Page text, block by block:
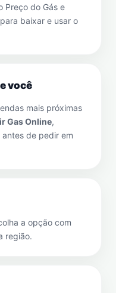
Preço do Gás e
baixar e usar o
você
mais próximas
Gas Online,
de pedir em
a opção com
região.